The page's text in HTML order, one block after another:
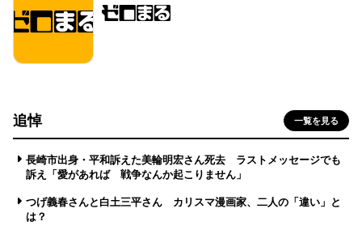
追悼 一覧を見る
長崎市出身・平和訴えた美輪明宏さん死去 ラストメッセージでも
訴え「愛があれば 戦争なんか起こりません」
つげ義春さんと白土三平さん カリスマ漫画家、二人の「違い」と
は？